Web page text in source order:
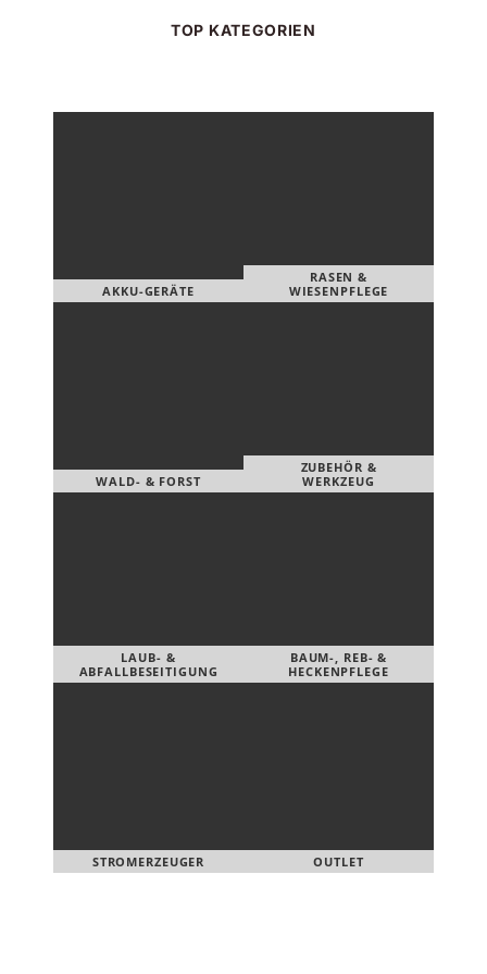
TOP KATEGORIEN
AKKU-GERÄTE
RASEN &
WIESENPFLEGE
WALD- & FORST
ZUBEHÖR &
WERKZEUG
LAUB- &
ABFALLBESEITIGUNG
BAUM-, REB- &
HECKENPFLEGE
STROMERZEUGER OUTLET